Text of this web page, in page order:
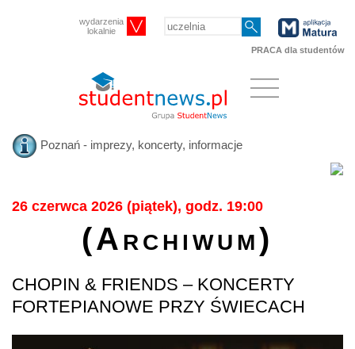
wydarzenia
lokalnie
PRACA dla studentów
Poznań - imprezy, koncerty, informacje
26 czerwca 2026 (piątek), godz. 19:00
(Archiwum)
CHOPIN & FRIENDS – KONCERTY
FORTEPIANOWE PRZY ŚWIECACH